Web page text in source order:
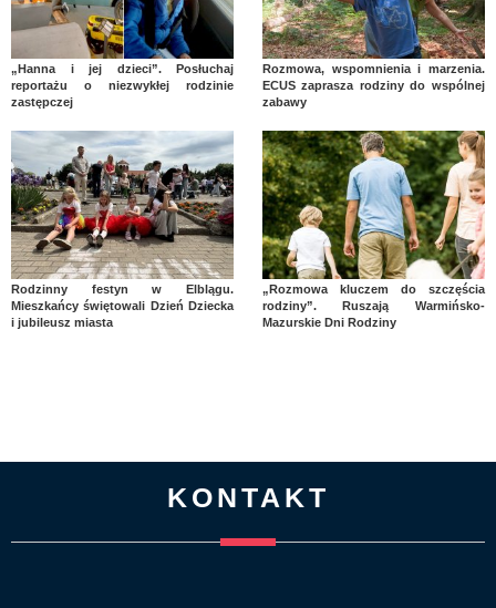
„Hanna i jej dzieci”. Posłuchaj
reportażu o niezwykłej rodzinie
zastępczej
Rozmowa, wspomnienia i marzenia.
ECUS zaprasza rodziny do wspólnej
zabawy
Rodzinny festyn w Elblągu.
Mieszkańcy świętowali Dzień Dziecka
i jubileusz miasta
„Rozmowa kluczem do szczęścia
rodziny”. Ruszają Warmińsko-
Mazurskie Dni Rodziny
KONTAKT